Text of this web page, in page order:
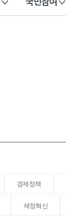
경제정책
재정혁신